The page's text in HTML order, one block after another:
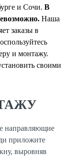
и Сочи. В
Наша
заказы в
и монтажу.
своими
направляющие
приложите
выровняв